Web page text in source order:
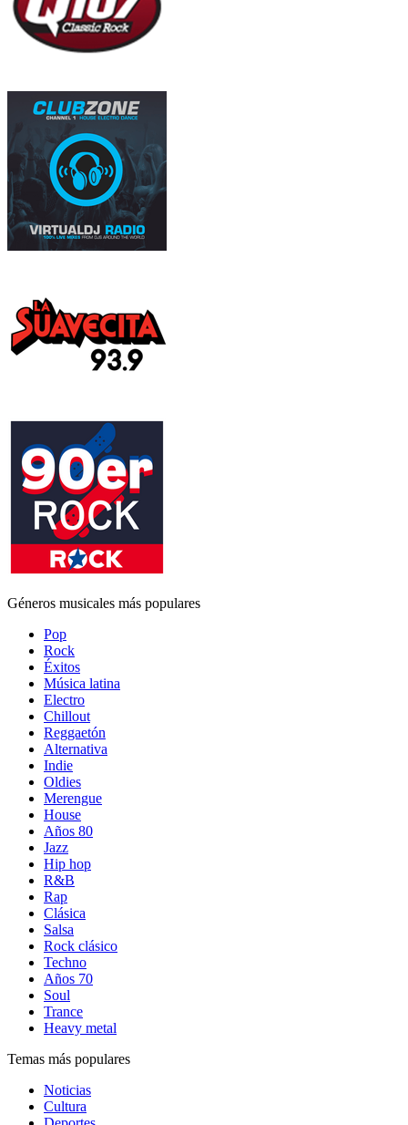
Géneros musicales más populares
Pop
Rock
Éxitos
Música latina
Electro
Chillout
Reggaetón
Alternativa
Indie
Oldies
Merengue
House
Años 80
Jazz
Hip hop
R&B
Rap
Clásica
Salsa
Rock clásico
Techno
Años 70
Soul
Trance
Heavy metal
Temas más populares
Noticias
Cultura